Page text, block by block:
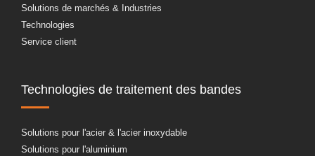
Solutions de marchés & Industries
Technologies
Service client
Technologies de traitement des bandes
Solutions pour l'acier & l'acier inoxydable
Solutions pour l'aluminium